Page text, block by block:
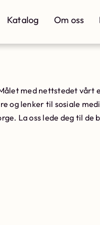
Katalog Om oss
med nettstedet vårt
lenker til sosiale
La oss lede deg til de